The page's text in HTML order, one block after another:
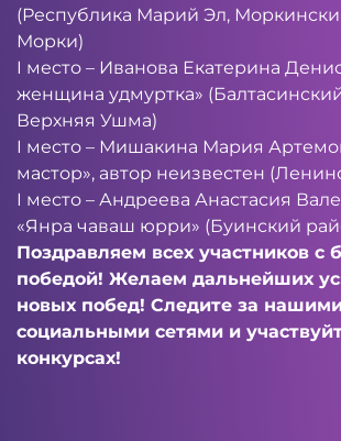
(Республика Марий Эл,
Морки)
I место – Иванова Екатерина
женщина удмуртка»
Верхняя Ушма)
I место – Мишакина Мария
мастор», автор неизвестен
I место – Андреева Анастасия
«Янра чаваш юрри» (Буинский
Поздравляем всех участников с
победой! Желаем дальнейших
новых побед! Следите за
социальными сетями и
конкурсах!